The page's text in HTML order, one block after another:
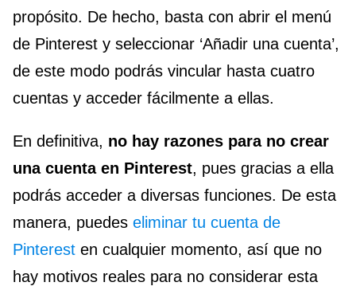
propósito. De hecho, basta con abrir el menú
de Pinterest y seleccionar ‘Añadir una cuenta’,
de este modo podrás vincular hasta cuatro
cuentas y acceder fácilmente a ellas.
En definitiva, no hay razones para no crear
una cuenta en Pinterest, pues gracias a ella
podrás acceder a diversas funciones. De esta
manera, puedes eliminar tu cuenta de
Pinterest en cualquier momento, así que no
hay motivos reales para no considerar esta